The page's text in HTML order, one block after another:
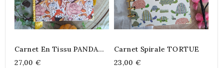
Carnet En Tissu PANDA
ROUX
27,00 €
Carnet Spirale TORTUE
23,00 €